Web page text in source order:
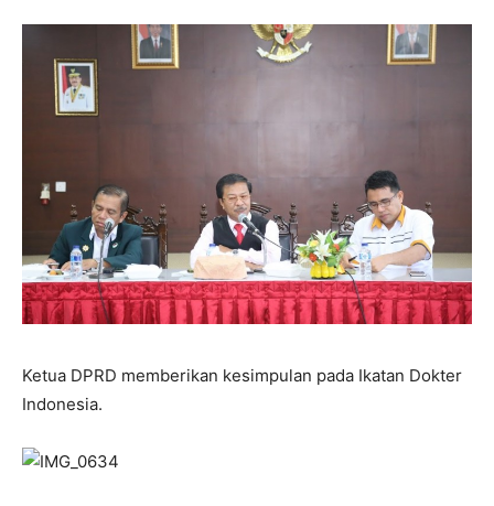
Ketua DPRD memberikan kesimpulan pada Ikatan Dokter
Indonesia.